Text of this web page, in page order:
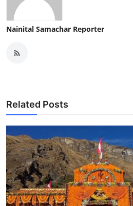
Nainital Samachar Reporter
Related Posts